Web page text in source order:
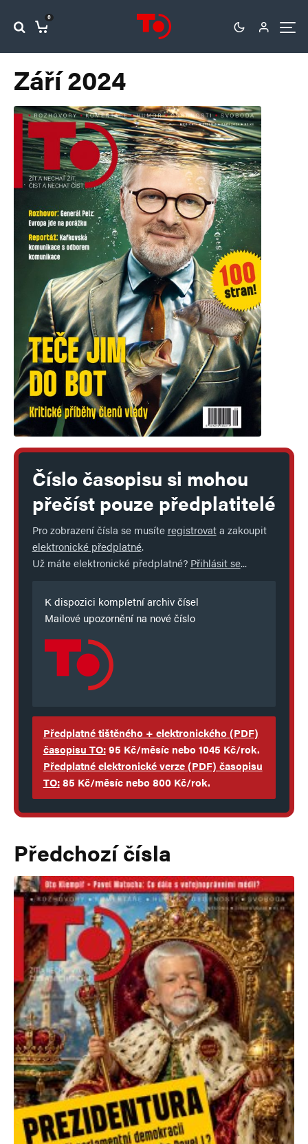
0
Září 2024
Číslo časopisu si mohou
přečíst pouze předplatitelé
Pro zobrazení čísla se musíte registrovata zakoupit
elektronické předplatné.
Už máte elektronické předplatné? Přihlásit se...
K dispozici kompletní archiv čísel
Mailové upozornění na nové číslo
Předplatné tištěného + elektronického(PDF)
časopisu TO:95 Kč/měsíc nebo 1045 Kč/rok.
Předplatné elektronické verze(PDF) časopisu
TO:85 Kč/měsíc nebo 800 Kč/rok.
Předchozí čísla